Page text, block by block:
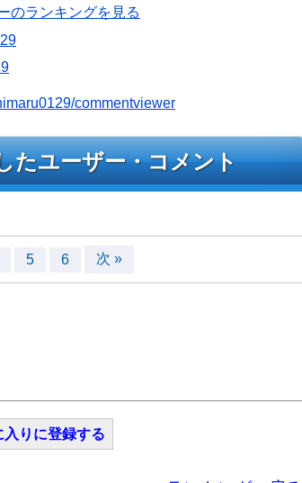
のランキングを見る
commentviewer
たユーザー・コメント
5 6 次 »
りに登録する